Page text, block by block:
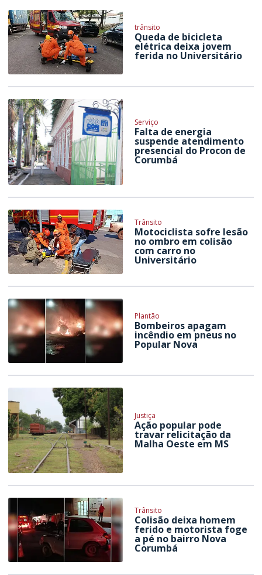
trânsito
Queda de bicicleta
elétrica deixa jovem
ferida no Universitário
Serviço
Falta de energia
suspende atendimento
presencial do Procon de
Corumbá
Trânsito
Motociclista sofre lesão
no ombro em colisão
com carro no
Universitário
Plantão
Bombeiros apagam
incêndio em pneus no
Popular Nova
Justiça
Ação popular pode
travar relicitação da
Malha Oeste em MS
Trânsito
Colisão deixa homem
ferido e motorista foge
a pé no bairro Nova
Corumbá